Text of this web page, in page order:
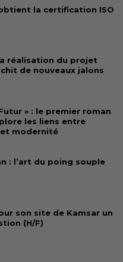
obtient la certification ISO
réalisation du projet
de nouveaux jalons
» : le premier roman
les liens entre
modernité
: l’art du poing souple
son site de Kamsar un
(H/F)